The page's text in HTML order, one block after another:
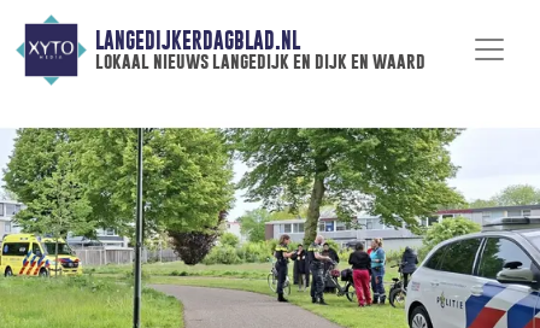
LANGEDIJKERDAGBLAD.NL
lokaal nieuws langedijk en dijk en waard